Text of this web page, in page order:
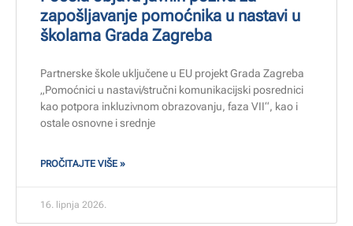
zapošljavanje pomoćnika u nastavi u
školama Grada Zagreba
Partnerske škole uključene u EU projekt Grada Zagreba
„Pomoćnici u nastavi/stručni komunikacijski posrednici
kao potpora inkluzivnom obrazovanju, faza VII“, kao i
ostale osnovne i srednje
PROČITAJTE VIŠE »
16. lipnja 2026.